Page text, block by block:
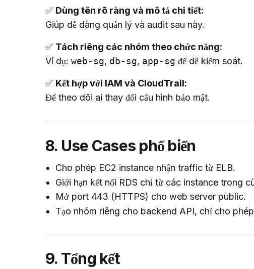
✅ Dùng tên rõ ràng và mô tả chi tiết:
Giúp dễ dàng quản lý và audit sau này.
✅ Tách riêng các nhóm theo chức năng:
Ví dụ: web-sg, db-sg, app-sg để dễ kiểm soát.
✅ Kết hợp với IAM và CloudTrail:
Để theo dõi ai thay đổi cấu hình bảo mật.
8. Use Cases phổ biến
Cho phép EC2 instance nhận traffic từ ELB.
Giới hạn kết nối RDS chỉ từ các instance trong
Mở port 443 (HTTPS) cho web server public.
Tạo nhóm riêng cho backend API, chỉ cho
9. Tổng kết